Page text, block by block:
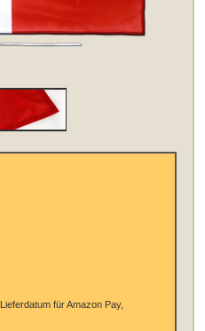
Lieferdatum für Amazon Pay,